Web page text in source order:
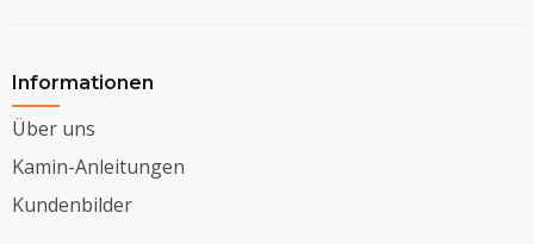
Informationen
Über uns
Kamin-Anleitungen
Kundenbilder